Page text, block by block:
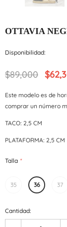
OTTAVIA
Disponibilidad:
$89,000
Este modelo es de
comprar un número
TACO: 2,5 CM
PLATAFORMA: 2,5 CM
Talla *
35 36 37
Cantidad: